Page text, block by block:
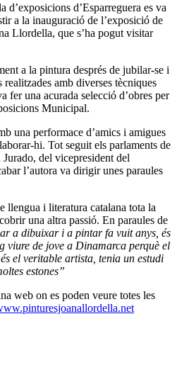
d’exposicions d’Esparreguera es va
a la inauguració de l’exposició de
Llordella, que s’ha pogut visitar
a la pintura després de jubilar-se i
amb diverses tècniques
fer una acurada selecció d’obres per
Municipal.
una performace d’amics i amigues
hi. Tot seguit els parlaments de
Jurado, del vicepresident del
l’autora va dirigir unes paraules
llengua i literatura catalana tota la
una altra passió. En paraules de
a dibuixar i a pintar fa vuit anys, és
viure de jove a Dinamarca perquè el
el veritable artista, tenia un estudi
estones”
web on es poden veure totes les